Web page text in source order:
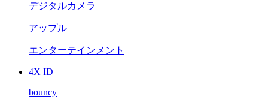
デジタルカメラ
アップル
エンターテインメント
4X ID
bouncy